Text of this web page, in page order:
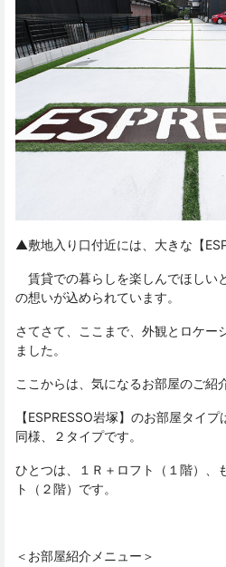
▲敷地入り口付近には、大きな【
賃貸での暮らしを楽しんでほしい
の想いが込められています。
さてさて、ここまで、外観とロケー
ました。
ここからは、気になるお部屋のご紹
【ESPRESSO岩塚】のお部屋タイ
同様、２タイプです。
ひとつは、１Ｒ＋ロフト（１階）、
ト（２階）です。
＜お部屋紹介メニュー＞